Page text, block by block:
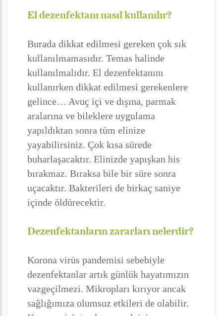
El dezenfektanı nasıl kullanılır?
Burada dikkat edilmesi gereken çok sık
kullanılmamasıdır. Temas halinde
kullanılmalıdır. El dezenfektanını
kullanırken dikkat edilmesi gerekenlere
gelince… Avuç içi ve dışına, parmak
aralarına ve bileklere uygulama
yapıldıktan sonra tüm elinize
yayabilirsiniz. Çok kısa sürede
buharlaşacaktır. Elinizde yapışkan his
bırakmaz. Bıraksa bile bir süre sonra
uçacaktır. Bakterileri de birkaç saniye
içinde öldürecektir.
Dezenfektanların zararları nelerdir?
Korona virüs pandemisi sebebiyle
dezenfektanlar artık günlük hayatımızın
vazgeçilmezi. Mikropları kırıyor ancak
sağlığımıza olumsuz etkileri de olabilir.